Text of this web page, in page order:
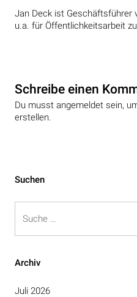
Jan Deck ist Geschäftsführer
u.a. für Öffentlichkeitsarbeit
Schreibe einen
Du musst angemeldet sein,
erstellen.
Suchen
Archiv
Juli 2026